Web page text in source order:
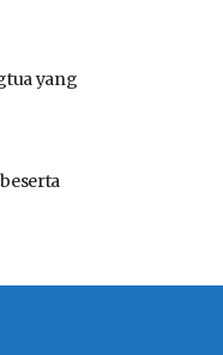
yang